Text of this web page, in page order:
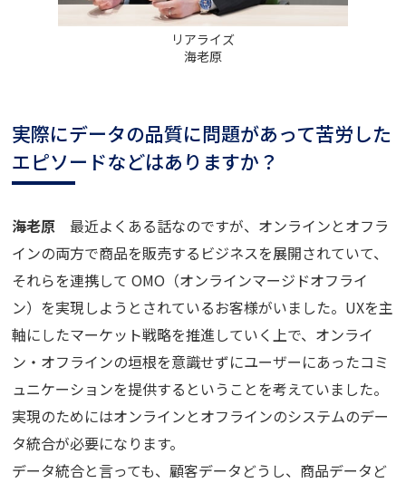
リアライズ
海老原
実際にデータの品質に問題があって苦労した
エピソードなどはありますか？
海老原 最近よくある話なのですが、オンラインとオフラ
インの両方で商品を販売するビジネスを展開されていて、
それらを連携して OMO（オンラインマージドオフライ
ン）を実現しようとされているお客様がいました。UXを主
軸にしたマーケット戦略を推進していく上で、オンライ
ン・オフラインの垣根を意識せずにユーザーにあったコミ
ュニケーションを提供するということを考えていました。
実現のためにはオンラインとオフラインのシステムのデー
タ統合が必要になります。
データ統合と言っても、顧客データどうし、商品データど